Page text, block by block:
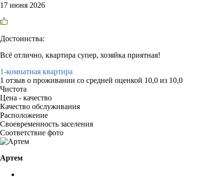
17 июня 2026
Достоинства:
Всё отлично, квартира супер, хозяйка приятная!
1-комнатная квартира
1 отзыв о проживании со средней оценкой 10,0 из 10,0
Чистота
Цена - качество
Качество обслуживания
Расположение
Своевременность заселения
Соответствие фото
Артем